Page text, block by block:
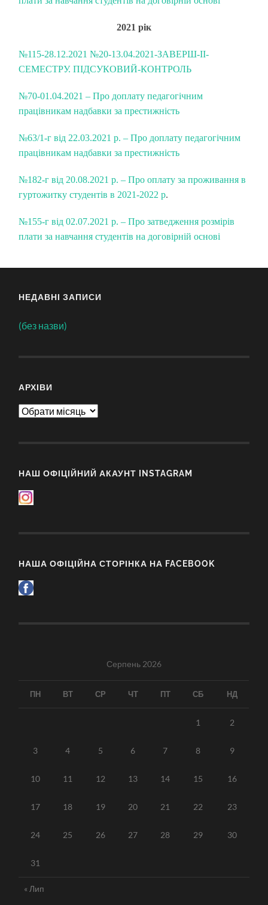
2021 рік
№115-28.12.2021 №20-13.04.2021-ЗАВЕРШ-ІІ-
СЕМЕСТРУ. ПІДСУКОВИЙ-КОНТРОЛЬ
№70-01.04.2021 – Про доплату педагогічним
працівникам надбавки за престижність
№63/1-г від 22.03.2021 р. – Про доплату педагогічним
працівникам надбавки за престижність
№182-г від 20.08.2021 р. – Про оплату за проживання в
гуртожитку студентів в 2021-2022 р.
№155-г від 02.07.2021 р. – Про затведження розмірів
плати за навчання студентів на договірній основі
НЕДАВНІ ЗАПИСИ
(без назви)
АРХІВИ
Архіви
НАШ ОФІЦІЙНИЙ АКАУНТ INSTAGRAM
НАША ОФІЦІЙНА СТОРІНКА НА FACEBOOK
Серпень 2026
ПН ВТ СР ЧТ ПТ СБ НД
1 2
3 4 5 6 7 8 9
10 11 12 13 14 15 16
17 18 19 20 21 22 23
24 25 26 27 28 29 30
31
« Лип